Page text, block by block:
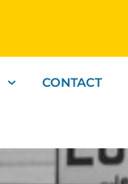
CONTACT